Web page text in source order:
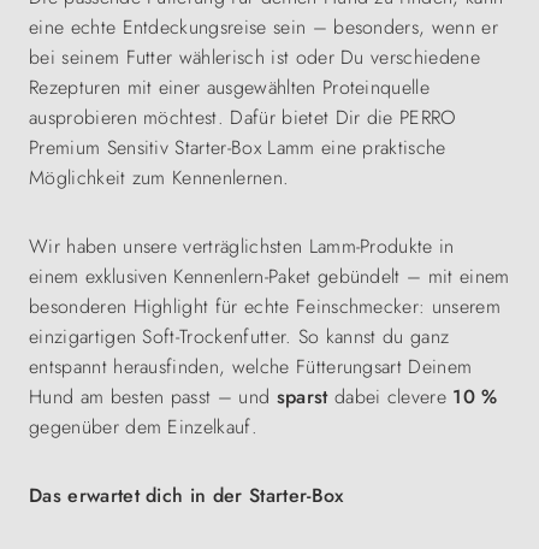
eine echte Entdeckungsreise sein – besonders, wenn er
bei seinem Futter wählerisch ist oder Du verschiedene
Rezepturen mit einer ausgewählten Proteinquelle
ausprobieren möchtest. Dafür bietet Dir die PERRO
Premium Sensitiv Starter-Box Lamm eine praktische
Möglichkeit zum Kennenlernen.
Wir haben unsere verträglichsten Lamm-Produkte in
einem exklusiven Kennenlern-Paket gebündelt – mit einem
besonderen Highlight für echte Feinschmecker: unserem
einzigartigen Soft-Trockenfutter. So kannst du ganz
entspannt herausfinden, welche Fütterungsart Deinem
Hund am besten passt – und sparst dabei clevere 10 %
gegenüber dem Einzelkauf.
Das erwartet dich in der Starter-Box